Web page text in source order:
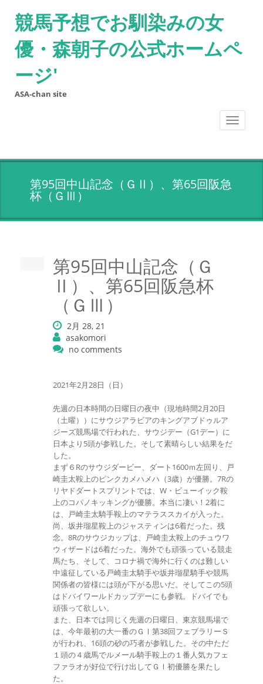
競馬予想でお馴染みの女
優・森朝子の公式ホームペ
ージ'
ASA-chan site
Toggle
第95回中山記念（ＧⅡ）、第65回阪急
杯（ＧⅢ）
第95回中山記念（Ｇ
Ⅱ）、第65回阪急杯
（ＧⅢ）
2月 28, 21
asakomori
no comments
2021年2月28日（日）
先週の日本時間の日曜日の夜中（現地時間2月20日
（土曜））にサウジアラビアのキングアブドゥルア
ジーズ競馬場で行われた、サウジデー（G1デー）に
日本より5頭が参戦した。そして素晴らしい結果をだ
した。
まず６Rのサウジダービー、ダート1600ｍ左回り、戸
崎圭太鞍上のピンクカメハメハ（3歳）が優勝。7Rの
リヤドダートスプリントでは、W・ビューイック鞍
上のコパノキッキングが優勝。本当に凄い！2着に
は、戸崎圭太騎手鞍上のマテラススカイが入った。
尚、坂井瑠星鞍上のジャスティンは6着だった。残
念。8Rのサウジカップは、戸崎圭太鞍上のチュウワ
ウィザードは6着だった。海外でも頑張っている競走
馬たち、そして、コロナ禍で海外に行くのは難しい
中遠征している戸崎圭太騎手や坂井瑠星騎手や競馬
関係者の皆様には頭が下がる思いだ。そしてこの5頭
はドバイワールドカップデーにも参戦。ドバイでも
頑張って欲しい。
また、日本では同じく先週の日曜日、東京競馬場で
は、今年最初の大一番のＧⅠ第38回フェブラリーＳ
が行われ、16頭の砂の巧者が参戦した。その中ただ
１頭の４歳馬でルメール騎手鞍上の１番人気カフェ
ファラオが好位で行け出してＧⅠ初優勝を果たし
た。